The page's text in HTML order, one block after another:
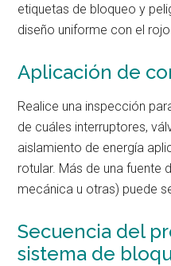
etiquetas de bloqueo y
diseño uniforme con el
Aplicación de
Realice una inspección
de cuáles interruptores,
aislamiento de energía
rotular. Más de una fuente
mecánica u otras) puede
Secuencia del
sistema de